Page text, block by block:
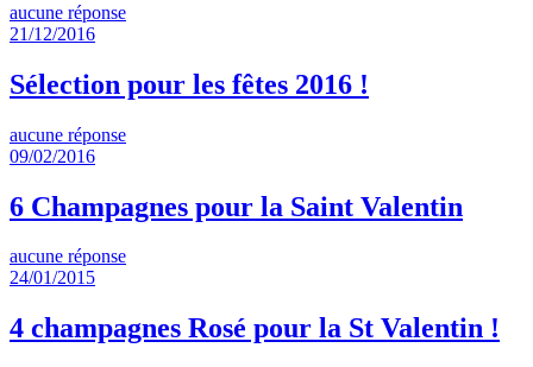
aucune réponse
21/12/2016
Sélection pour les fêtes 2016 !
aucune réponse
09/02/2016
6 Champagnes pour la Saint Valentin
aucune réponse
24/01/2015
4 champagnes Rosé pour la St Valentin !